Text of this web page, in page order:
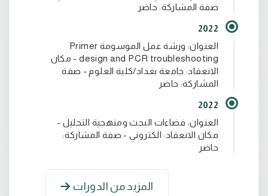
صفة المشاركة: حاضر
2022
العنوان: ورشة عمل الموسومة Primer
design and PCR troubleshooting - مكان
الانعقاد: جامعة بغداد/كلية العلوم - صفة
المشاركة: حاضر
2022
العنوان: فضاءات البحث ومنهجية التحليل -
مكان الانعقاد: الكتروني - صفة المشاركة:
حاضر
المزيد من الدورات